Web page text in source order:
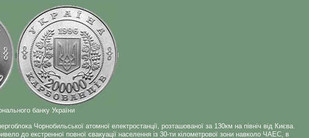
банку України
Чорнобильської атомної електростанції, розташованої за 130км на північ від Києва.
до екстренної повної євакуації населення із 30-ти кілометрової зони навколо ЧАЕС, в